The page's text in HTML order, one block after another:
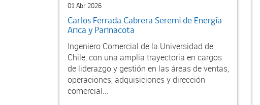
01 Abr 2026
Carlos Ferrada Cabrera Seremi de Energía
Arica y Parinacota
Ingeniero Comercial de la Universidad de
Chile, con una amplia trayectoria en cargos
de liderazgo y gestión en las áreas de ventas,
operaciones, adquisiciones y dirección
comercial...